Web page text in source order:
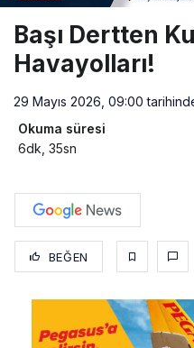
Başı Dertten
Havayolları!
29 Mayıs 2026, 09:00
Okuma süresi
6dk, 35sn
BEĞEN